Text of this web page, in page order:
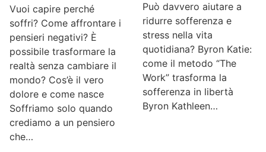
Vuoi capire perché
soffri? Come affrontare i
pensieri negativi? È
possibile trasformare la
realtà senza cambiare il
mondo? Cos’è il vero
dolore e come nasce
Soffriamo solo quando
crediamo a un pensiero
che…
Può davvero aiutare a
ridurre sofferenza e
stress nella vita
quotidiana? Byron Katie:
come il metodo “The
Work” trasforma la
sofferenza in libertà
Byron Kathleen…